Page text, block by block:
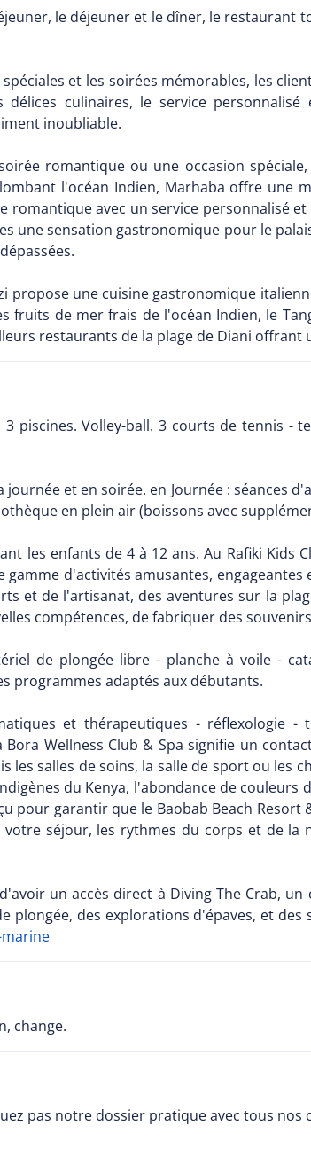
le déjeuner et le dîner, le restaurant
et les soirées mémorables, les
délices culinaires, le service
inoubliable.
romantique ou une occasion
l'océan Indien, Marhaba offre une
romantique avec un service personnalisé
une sensation gastronomique pour le
propose une cuisine gastronomique
fruits de mer frais de l'océan Indien, le
restaurants de la plage de Diani offrant
3 piscines. Volley-ball. 3 courts de tennis
et en soirée. en Journée : séances
en plein air (boissons avec
les enfants de 4 à 12 ans. Au Rafiki
d'activités amusantes,
et de l'artisanat, des aventures sur la
compétences, de fabriquer des
de plongée libre - planche à voile -
programmes adaptés aux débutants.
et thérapeutiques - réflexologie
Wellness Club & Spa signifie un
salles de soins, la salle de sport ou les
du Kenya, l'abondance de
pour garantir que le Baobab Beach
séjour, les rythmes du corps et de
un accès direct à Diving The Crab,
plongée, des explorations d'épaves, et
change.
pas notre dossier pratique avec tous nos